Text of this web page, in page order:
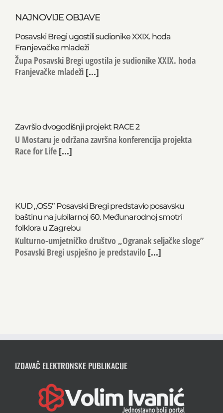
NAJNOVIJE OBJAVE
Posavski Bregi ugostili sudionike XXIX. hoda
Franjevačke mladeži
Župa Posavski Bregi ugostila je sudionike XXIX. hoda
Franjevačke mladeži [...]
Završio dvogodišnji projekt RACE 2
U Mostaru je održana završna konferencija projekta
Race for Life [...]
KUD „OSS” Posavski Bregi predstavio posavsku
baštinu na jubilarnoj 60. Međunarodnoj smotri
folklora u Zagrebu
Kulturno-umjetničko društvo „Ogranak seljačke sloge”
Posavski Bregi uspješno je predstavilo [...]
IZDAVAČ ELEKTRONSKE PUBLIKACIJE